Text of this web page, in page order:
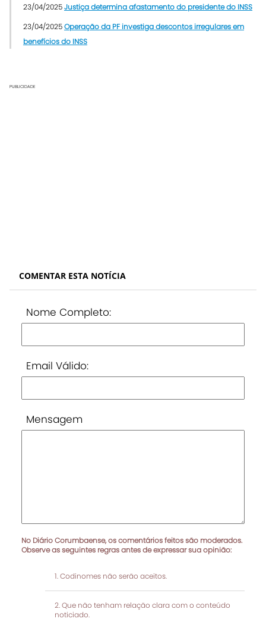
23/04/2025Justiça determina afastamento do presidente do INSS
23/04/2025Operação da PF investiga descontos irregulares em
benefícios do INSS
PUBLICIDADE
COMENTAR ESTA NOTÍCIA
Nome Completo:
Email Válido:
Mensagem
No Diário Corumbaense, os comentários feitos são moderados.
Observe as seguintes regras antes de expressar sua opinião:
Codinomes não serão aceitos.
Que não tenham relação clara com o conteúdo
noticiado.